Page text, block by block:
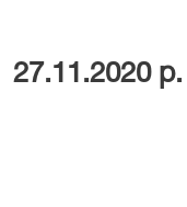
27.11.2020 р.